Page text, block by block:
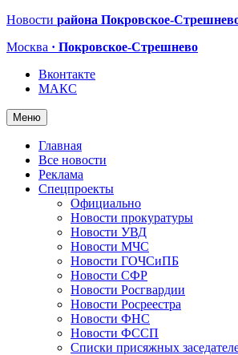
Новости района Покровское-
Москва · Покровское-Стрешнево
Вконтакте
МАКС
Меню
Главная
Все новости
Реклама
Спецпроекты
Официально
Новости прокуратуры
Новости УВД
Новости МЧС
Новости ГОЧСиПБ
Новости СФР
Новости Росгвардии
Новости Росреестра
Новости ФНС
Новости ФССП
Списки присяжных